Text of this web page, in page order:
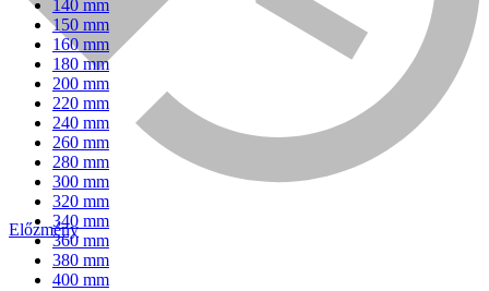
Bühnen
Előzmény
140 mm
150 mm
160 mm
180 mm
200 mm
220 mm
240 mm
260 mm
280 mm
300 mm
320 mm
340 mm
360 mm
380 mm
400 mm